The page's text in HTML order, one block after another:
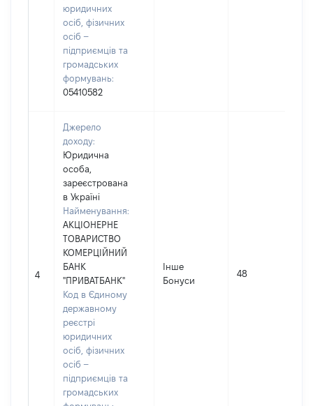
юридичних
осіб, фізичних
осіб –
підприємців та
громадських
формувань:
05410582
4
Джерело
доходу:
Юридична
особа,
зареєстрована
в Україні
Найменування:
АКЦІОНЕРНЕ
ТОВАРИСТВО
КОМЕРЦІЙНИЙ
БАНК
"ПРИВАТБАНК"
Код в Єдиному
державному
реєстрі
юридичних
осіб, фізичних
осіб –
підприємців та
громадських
Інше
Бонуси
48